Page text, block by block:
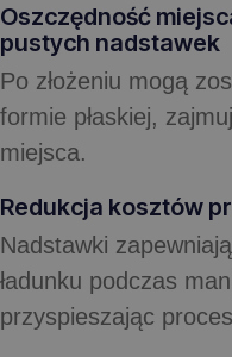
Oszczędność
pustych nadstawek
Po złożeniu mogą
formie płaskiej,
miejsca.
Redukcja kosztów
Nadstawki
ładunku podczas
przyspieszając